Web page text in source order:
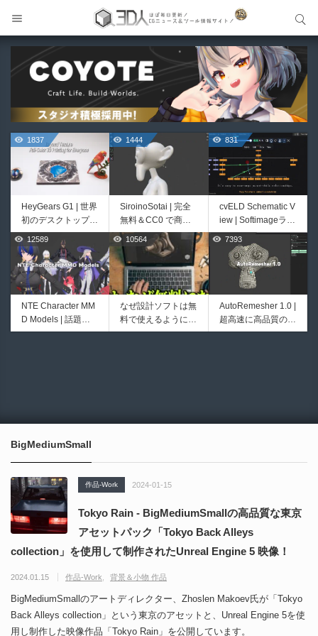
1837
HeyGears G1 | 世界
初のデスクトップ型
フルカラー3D＆UV
統合型プリンターが
登場！
1444
SiroinoSotai | 完全
無料＆CC0 で商用
利用OKなVRChat向
け共通素体3Dモデ
ルが正式リリース！
程よいポリ数＆トポ
ロジーにも注目！
831
cvELD Schematic V
iew | Softimageライ
クかつNukeの利便
性も兼ね備えた階層
ノードビューをBle
nderに実装するア
ドオンが登場！夏季
限定セール中！
729
Bioform | 現役臨床
医の3DCGアーティ
ストが実際の解剖学
457
Unityエフェクトレ
シピブック パーツ
を組み合わせて作れ
12589
NTE Character MM
D Models | 話題の
ゲーム『NTE（Nev
10564
なぜ設計ソフトは無
料で使えるようにな
ったのか──3D-CA
7393
AutoRemesher 1.0 |
超高速に高品質のク
ワッドポリゴンでリ
能な伸縮式ライトセ
ーバーの開発メイキ
nderのドキュメン
er向けAIエージェン
CGMatter
BigMediumSmall
作品-Work 2024-01-15
Tokyo Rain - BigMediumSmallの高品質な東京
アセットパック「Tokyo Back Alleys
collection」を使用して制作されたUnreal Engine 5 映像！
2024.01.15 作品-Work 背景＆小物 作品
BigMediumSmallのアートディレクター、Zhoslen Makoev氏が「Tokyo
Back Alleys collection」という東京のアセットと、Unreal Engine 5を使
用し制作した映像作品「Tokyo Rain」を公開しています。
サイト内検索